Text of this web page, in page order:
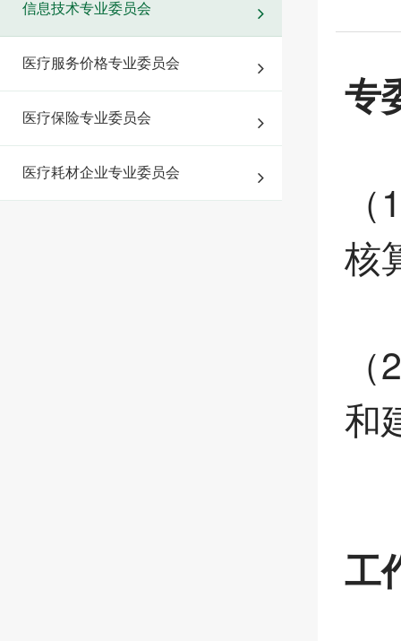
信息技术专业委员会
医疗服务价格专业委员会
医疗保险专业委员会
医疗耗材企业专业委员会
专
核
和
工